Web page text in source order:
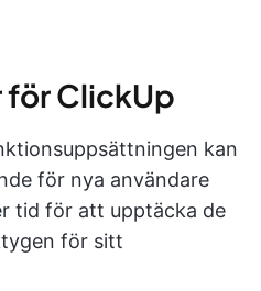
för ClickUp
kan
för nya användare
tid för att upptäcka de
för sitt